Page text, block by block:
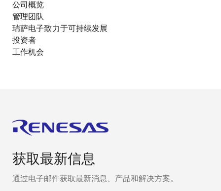
公司概览
管理团队
瑞萨电子致力于可持续发展
投资者
工作机会
获取最新信息
通过电子邮件获取最新消息、产品和解决方案。